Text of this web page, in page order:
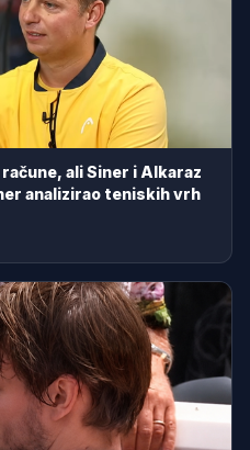
ali Siner i Alkaraz
analizirao teniskih vrh